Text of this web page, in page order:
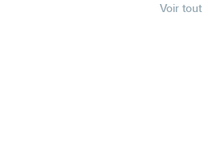
Voir tout